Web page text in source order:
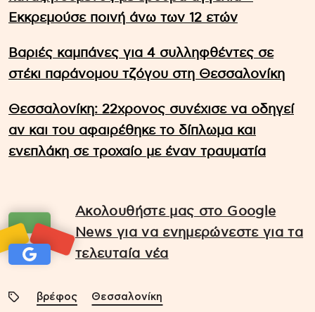
Εκκρεμούσε ποινή άνω των 12 ετών
Βαριές καμπάνες για 4 συλληφθέντες σε
στέκι παράνομου τζόγου στη Θεσσαλονίκη
Θεσσαλονίκη: 22χρονος συνέχισε να οδηγεί
αν και του αφαιρέθηκε το δίπλωμα και
ενεπλάκη σε τροχαίο με έναν τραυματία
Ακολουθήστε μας στο Google
News για να ενημερώνεστε για τα
τελευταία νέα
βρέφος Θεσσαλονίκη